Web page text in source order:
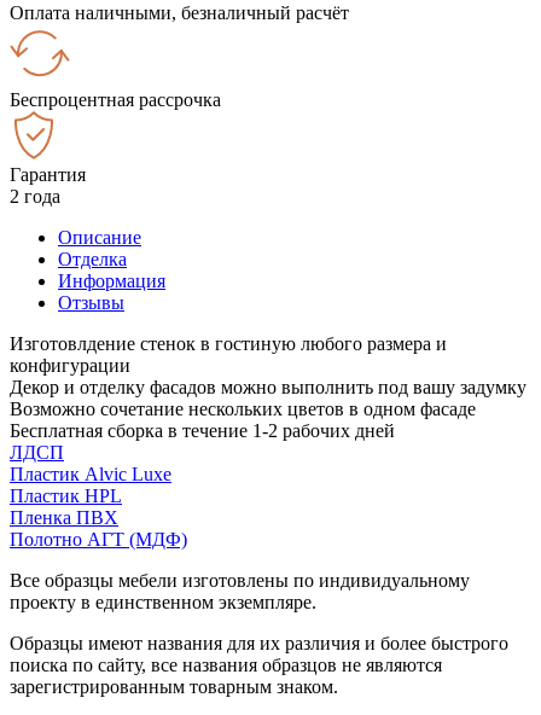
Оплата наличными, безналичный расчёт
Беспроцентная рассрочка
Гарантия
2 года
Описание
Отделка
Информация
Отзывы
Изготовлдение стенок в гостиную любого размера и
конфигурации
Декор и отделку фасадов можно выполнить под вашу задумку
Возможно сочетание нескольких цветов в одном фасаде
Бесплатная сборка в течение 1-2 рабочих дней
ЛДСП
Пластик Alvic Luxe
Пластик HPL
Пленка ПВХ
Полотно АГТ (МДФ)
Все образцы мебели изготовлены по индивидуальному
проекту в единственном экземпляре.
Образцы имеют названия для их различия и более быстрого
поиска по сайту, все названия образцов не являются
зарегистрированным товарным знаком.